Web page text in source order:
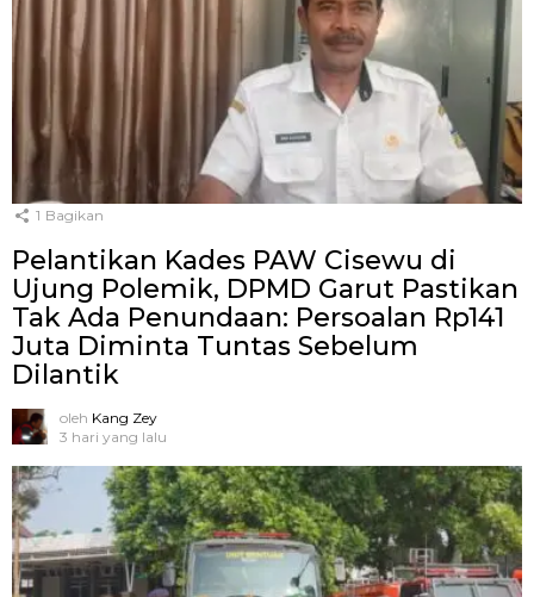
1 Bagikan
Pelantikan Kades PAW Cisewu di
Ujung Polemik, DPMD Garut Pastikan
Tak Ada Penundaan: Persoalan Rp141
Juta Diminta Tuntas Sebelum
Dilantik
oleh Kang Zey
3 hari yang lalu